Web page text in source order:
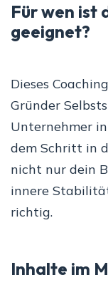
Für wen ist
geeignet?
Dieses
Gründer
Unternehmer
dem Schritt in
nicht nur dein
innere
richtig.
Inhalte im